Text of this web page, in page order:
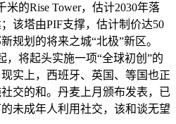
的Rise Tower，估计2030年落
该塔由PIF支撑，估计制价达50
规划的将来之城“北极”新区。
，将起头实施一项“全球初创”的
实上，西班牙、英国、等国也正
交的和。丹麦上月颁布发表，已
未成年人利用社交，该和谈无望